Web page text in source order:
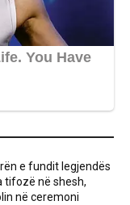
e fundit legjendës
tifozë në shesh,
në ceremoni